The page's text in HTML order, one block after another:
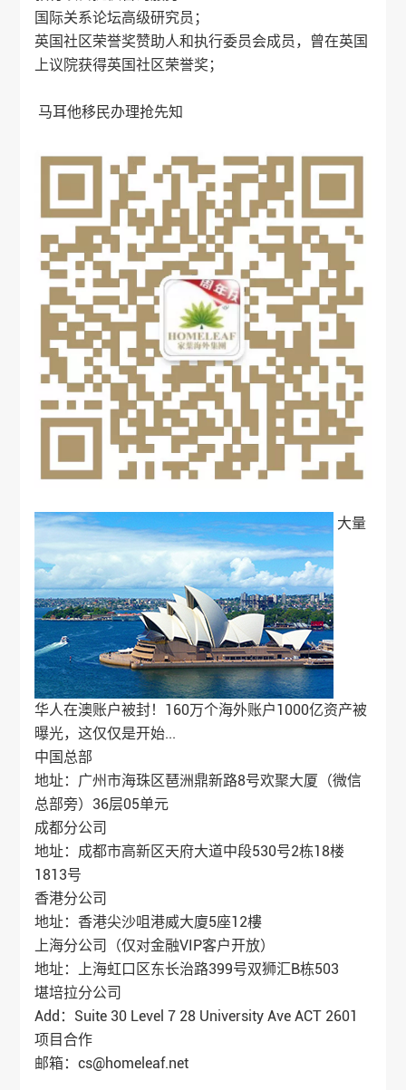
国际关系论坛高级研究员；
英国社区荣誉奖赞助人和执行委员会成员，曾在英国
上议院获得英国社区荣誉奖；
马耳他移民办理抢先知
大量
华人在澳账户被封！160万个海外账户1000亿资产被
曝光，这仅仅是开始...
中国总部
地址：广州市海珠区琶洲鼎新路8号欢聚大厦（微信
总部旁）36层05单元
成都分公司
地址：成都市高新区天府大道中段530号2栋18楼
1813号
香港分公司
地址：香港尖沙咀港威大廈5座12樓
上海分公司（仅对金融VIP客户开放）
地址：上海虹口区东长治路399号双狮汇B栋503
堪培拉分公司
Add：Suite 30 Level 7 28 University Ave ACT 2601
项目合作
邮箱：cs@homeleaf.net